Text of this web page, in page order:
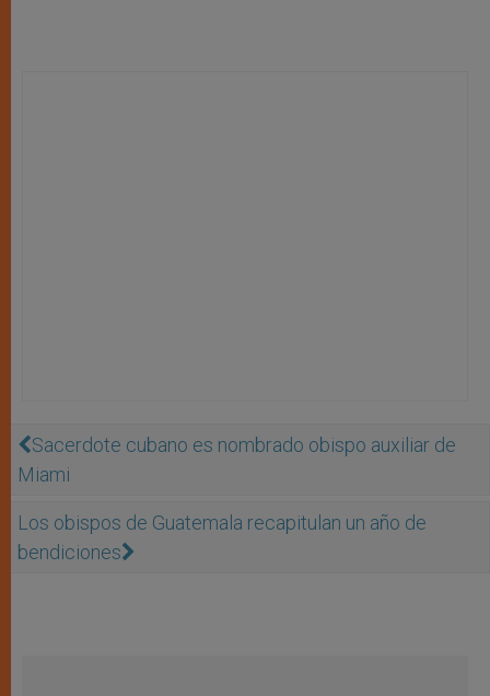
Sacerdote cubano es nombrado obispo auxiliar de
Miami
Los obispos de Guatemala recapitulan un año de
bendiciones